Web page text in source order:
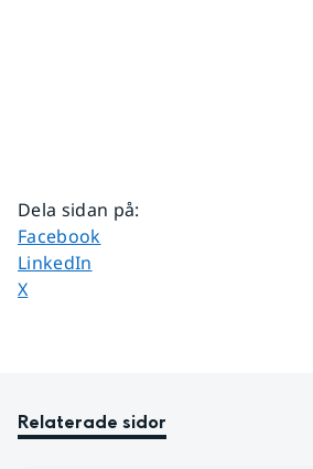
Dela sidan på:
Dela sidan på
Facebook
Dela sidan på
LinkedIn
Dela sidan på
X
Relaterade sidor